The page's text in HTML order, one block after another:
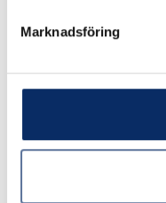
Marknadsföring
exkl. moms: 180kr